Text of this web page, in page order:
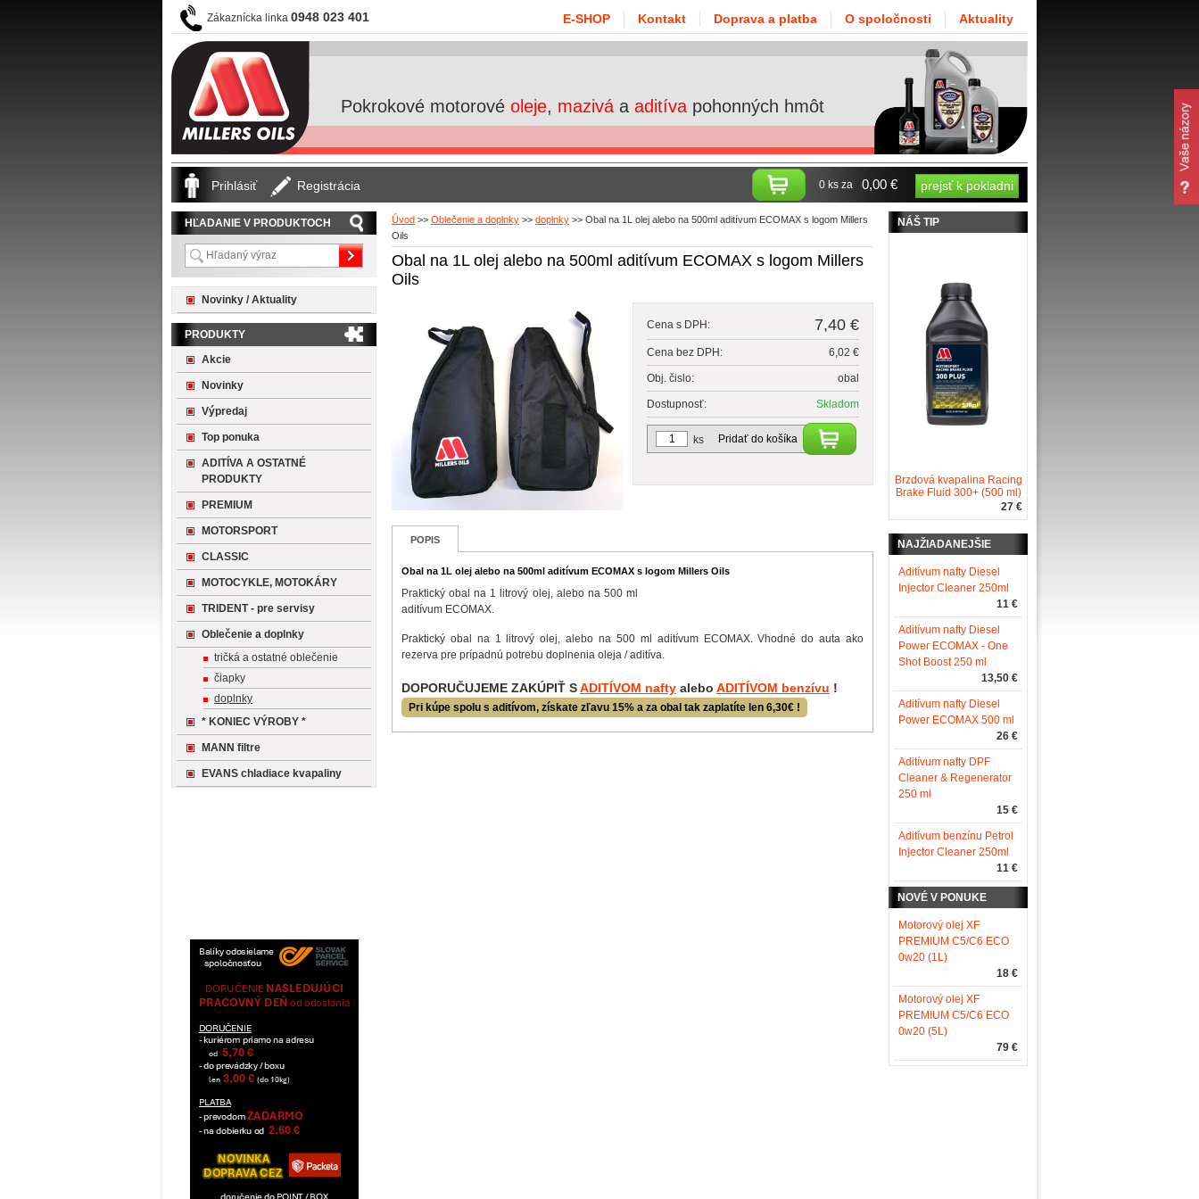
Zákaznícka linka 0948 023 401
Pokrokové motorové oleje, mazivá a aditíva pohonných hmôt
Úvod >> Oblečenie a doplnky >> doplnky >> Obal na 1L olej alebo na 500ml aditívum ECOMAX s logom Millers
Oils
Obal na 1L olej alebo na 500ml aditívum ECOMAX s logom Millers
Oils
Cena s DPH: 7,40 €
Cena bez DPH: 6,02 €
Obj. čislo: obal
Dostupnosť: Skladom
Pridať do košíka
ks
POPIS
Obal na 1L olej alebo na 500ml aditívum ECOMAX s logom Millers Oils
Praktický obal na 1 litrový olej, alebo na 500 ml
aditívum ECOMAX.
Praktický obal na 1 litrový olej, alebo na 500 ml aditívum ECOMAX. Vhodné do auta ako
rezerva pre prípadnú potrebu doplnenia oleja / aditíva.
DOPORUČUJEME ZAKÚPIŤ SADITÍVOM nafty alebo ADITÍVOM benzívu !
Pri kúpe spolu s aditívom, získate zľavu 15% a za obal tak zaplatíte len 6,30€ !
HĽADANIE V PRODUKTOCH
Novinky / Aktuality
PRODUKTY
Akcie
Novinky
Výpredaj
Top ponuka
ADITÍVA A OSTATNÉ
PRODUKTY
PREMIUM
MOTORSPORT
CLASSIC
MOTOCYKLE, MOTOKÁRY
TRIDENT - pre servisy
Oblečenie a doplnky
tričká a ostatné oblečenie
čiapky
doplnky
* KONIEC VÝROBY *
MANN filtre
EVANS chladiace kvapaliny
NÁŠ TIP
Brzdová kvapalina Racing
Brake Fluid 300+ (500 ml)
27 €
NAJŽIADANEJŠIE
Aditívum nafty Diesel
Injector Cleaner 250ml
11 €
Aditívum nafty Diesel
Power ECOMAX - One
Shot Boost 250 ml
13,50 €
Aditívum nafty Diesel
Power ECOMAX 500 ml
26 €
Aditívum nafty DPF
Cleaner & Regenerator
250 ml
15 €
Aditívum benzínu Petrol
Injector Cleaner 250ml
11 €
NOVÉ V PONUKE
Motorový olej XF
PREMIUM C5/C6 ECO
0w20 (1L)
18 €
Motorový olej XF
PREMIUM C5/C6 ECO
0w20 (5L)
79 €
E-SHOP Kontakt Doprava a platba O spoločnosti Aktuality
Prihlásiť Registrácia 0 ks za 0,00 € prejsť k pokladni